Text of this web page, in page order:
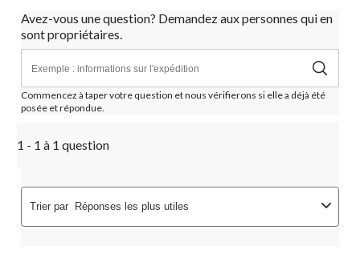
Avez-vous une question? Demandez aux personnes qui en
sont propriétaires.
Commencez à taper votre question et nous vérifierons si elle a déjà été
posée et répondue.
1 - 1 à 1 question
Trier par Réponses les plus utiles